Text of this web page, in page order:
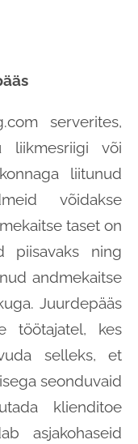
serverites,
liikmesriigi või
liitunud
võidakse
taset on
piisavaks ning
andmekaitse
Juurdepääs
töötajatel, kes
selleks, et
seonduvaid
klienditoe
asjakohaseid